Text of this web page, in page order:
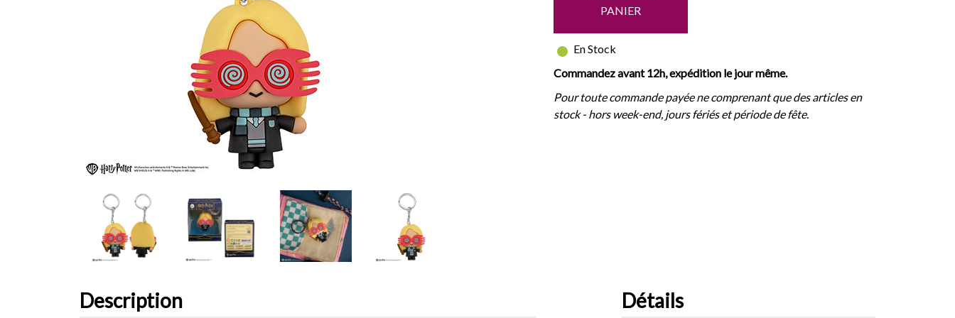
PANIER
En Stock
Commandez avant 12h, expédition le jour même.
Pour toute commande payée ne comprenant que des articles en
stock - hors week-end, jours fériés et période de fête.
Description Détails